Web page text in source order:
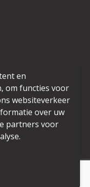
2025
en
om functies voor
websiteverkeer
over uw
partners voor